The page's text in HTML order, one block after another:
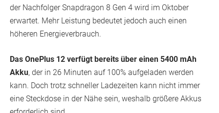
der Nachfolger Snapdragon 8 Gen 4 wird im Oktober
erwartet. Mehr Leistung bedeutet jedoch auch einen
höheren Energieverbrauch.
Das OnePlus 12 verfügt bereits über einen 5400 mAh
Akku, der in 26 Minuten auf 100% aufgeladen werden
kann. Doch trotz schneller Ladezeiten kann nicht immer
eine Steckdose in der Nähe sein, weshalb größere Akkus